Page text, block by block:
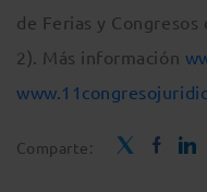
de Ferias y
2). Más información
Comparte: